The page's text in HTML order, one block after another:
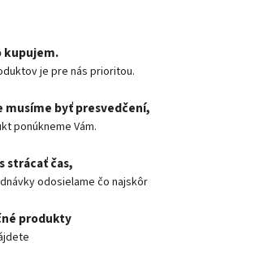
kupujem.
je pre nás prioritou.
musíme byť presvedčení,
ponúkneme Vám.
strácať čas,
odosielame čo najskôr
produkty